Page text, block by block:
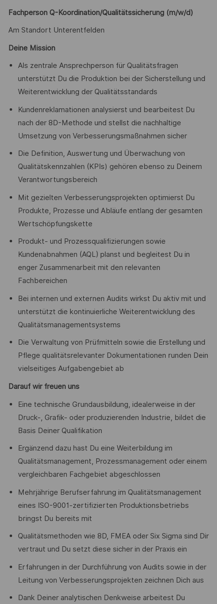
Fachperson Q-Koordination/Qualitätssicherung (m/w/d)
Am Standort Unterentfelden
Deine Mission
Als zentrale Ansprechperson für Qualitätsfragen
unterstützt Du die Produktion bei der Sicherstellung und
Weiterentwicklung der Qualitätsstandards
Kundenreklamationen analysierst und bearbeitest Du
nach der 8D-Methode und stellst die nachhaltige
Umsetzung von Verbesserungsmaßnahmen sicher
Die Definition, Auswertung und Überwachung von
Qualitätskennzahlen (KPIs) gehören ebenso zu Deinem
Verantwortungsbereich
Mit gezielten Verbesserungsprojekten optimierst Du
Produkte, Prozesse und Abläufe entlang der gesamten
Wertschöpfungskette
Produkt- und Prozessqualifizierungen sowie
Kundenabnahmen (AQL) planst und begleitest Du in
enger Zusammenarbeit mit den relevanten
Fachbereichen
Bei internen und externen Audits wirkst Du aktiv mit und
unterstützt die kontinuierliche Weiterentwicklung des
Qualitätsmanagementsystems
Die Verwaltung von Prüfmitteln sowie die Erstellung und
Pflege qualitätsrelevanter Dokumentationen runden Dein
vielseitiges Aufgabengebiet ab
Darauf wir freuen uns
Eine technische Grundausbildung, idealerweise in der
Druck-, Grafik- oder produzierenden Industrie, bildet die
Basis Deiner Qualifikation
Ergänzend dazu hast Du eine Weiterbildung im
Qualitätsmanagement, Prozessmanagement oder einem
vergleichbaren Fachgebiet abgeschlossen
Mehrjährige Berufserfahrung im Qualitätsmanagement
eines ISO-9001-zertifizierten Produktionsbetriebs
bringst Du bereits mit
Qualitätsmethoden wie 8D, FMEA oder Six Sigma sind Dir
vertraut und Du setzt diese sicher in der Praxis ein
Erfahrungen in der Durchführung von Audits sowie in der
Leitung von Verbesserungsprojekten zeichnen Dich aus
Dank Deiner analytischen Denkweise arbeitest Du